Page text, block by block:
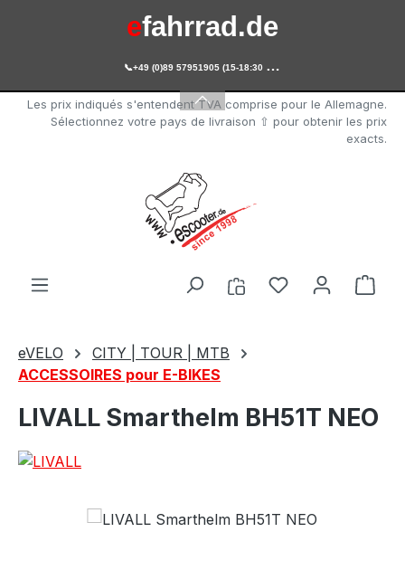
Passer au contenu principal
escooter.de
efahrrad.de

+49 (0)89 57951905 (15-18:30 Uhr)
Les prix indiqués s'entendent TVA comprise pour le Allemagne.
Sélectionnez votre pays de livraison ⇧ pour obtenir les prix
exacts.
Vous avez 0Le
eVELO
CITY | TOUR | MTB
ACCESSOIRES pour E-BIKES
LIVALL Smarthelm BH51T NEO